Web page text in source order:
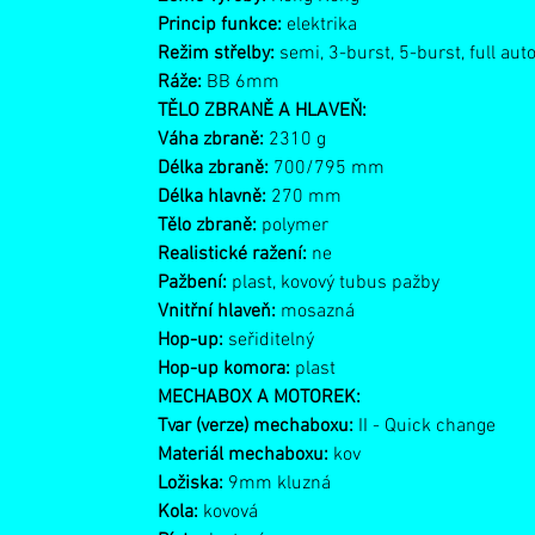
Princip funkce: elektrika
Režim střelby: semi, 3-burst, 5-burst, full auto
Ráže: BB 6mm
TĚLO ZBRANĚ A HLAVEŇ:
Váha zbraně: 2310 g
Délka zbraně: 700/795 mm
Délka hlavně: 270 mm
Tělo zbraně: polymer
Realistické ražení: ne
Pažbení: plast, kovový tubus pažby
Vnitřní hlaveň: mosazná
Hop-up: seřiditelný
Hop-up komora: plast
MECHABOX A MOTOREK:
Tvar (verze) mechaboxu: II - Quick change
Materiál mechaboxu: kov
Ložiska: 9mm kluzná
Kola: kovová